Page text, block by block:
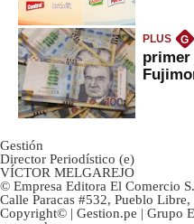
PLUS G
primer
Gestión
Director Periodístico (e)
VÍCTOR MELGAREJO
© Empresa Editora El Comercio
Calle Paracas #532, Pueblo
Copyright© | Gestion.pe | Grupo